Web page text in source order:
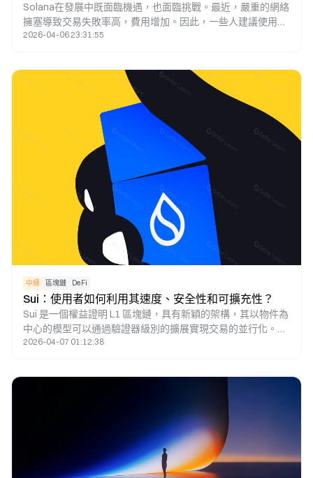
Solana在發展中既面臨機遇，也面臨挑戰。最近，嚴重的網絡
擁塞導致交易失敗率高，費用增加。因此，一些人建議使用
Layer 2和應用鏈技術來解決這個問題。本文探討了該策略的可
2026-04-06 23:31:55
中級 區塊鏈 DeFi
Sui：使用者如何利用其速度、安全性和可擴充性？
Sui 是一個權益證明 L1 區塊鏈，具有新穎的架構，其以物件為
中心的模型可以通過驗證器級別的擴展實現交易的並行化。在
這篇研究論文中，將介紹Sui區塊鏈的獨特功能，將介紹SUI代
2026-04-07 01:12:38